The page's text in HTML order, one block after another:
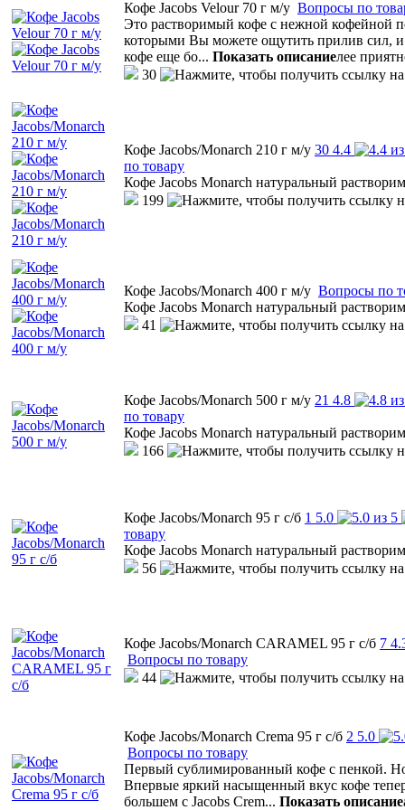
Кофе Jacobs Velour 70 г м/у Вопросы по
Это растворимый кофе с нежной кофейной
которыми Вы можете ощутить прилив сил,
кофе еще бо... Показать описаниелее
30
Кофе Jacobs/Monarch 210 г м/у 30 4.4
по товару
Кофе Jacobs Monarch натуральный
199
Кофе Jacobs/Monarch 400 г м/у Вопросы по
Кофе Jacobs Monarch натуральный
41
Кофе Jacobs/Monarch 500 г м/у 21 4.8
по товару
Кофе Jacobs Monarch натуральный
166
Кофе Jacobs/Monarch 95 г с/б 1 5.0
товару
Кофе Jacobs Monarch натуральный
56
Кофе Jacobs/Monarch CARAMEL 95 г с/б 7
Вопросы по товару
44
Кофе Jacobs/Monarch Crema 95 г с/б 2 5.0
Вопросы по товару
Первый сублимированный кофе с пенкой.
Впервые яркий насыщенный вкус кофе
большем с Jacobs Crem... Показать описание